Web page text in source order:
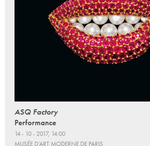
ASQ Factory
Performance
14 - 10 - 2017, 14:00
MUSÉE D’ART MODERNE DE PARIS